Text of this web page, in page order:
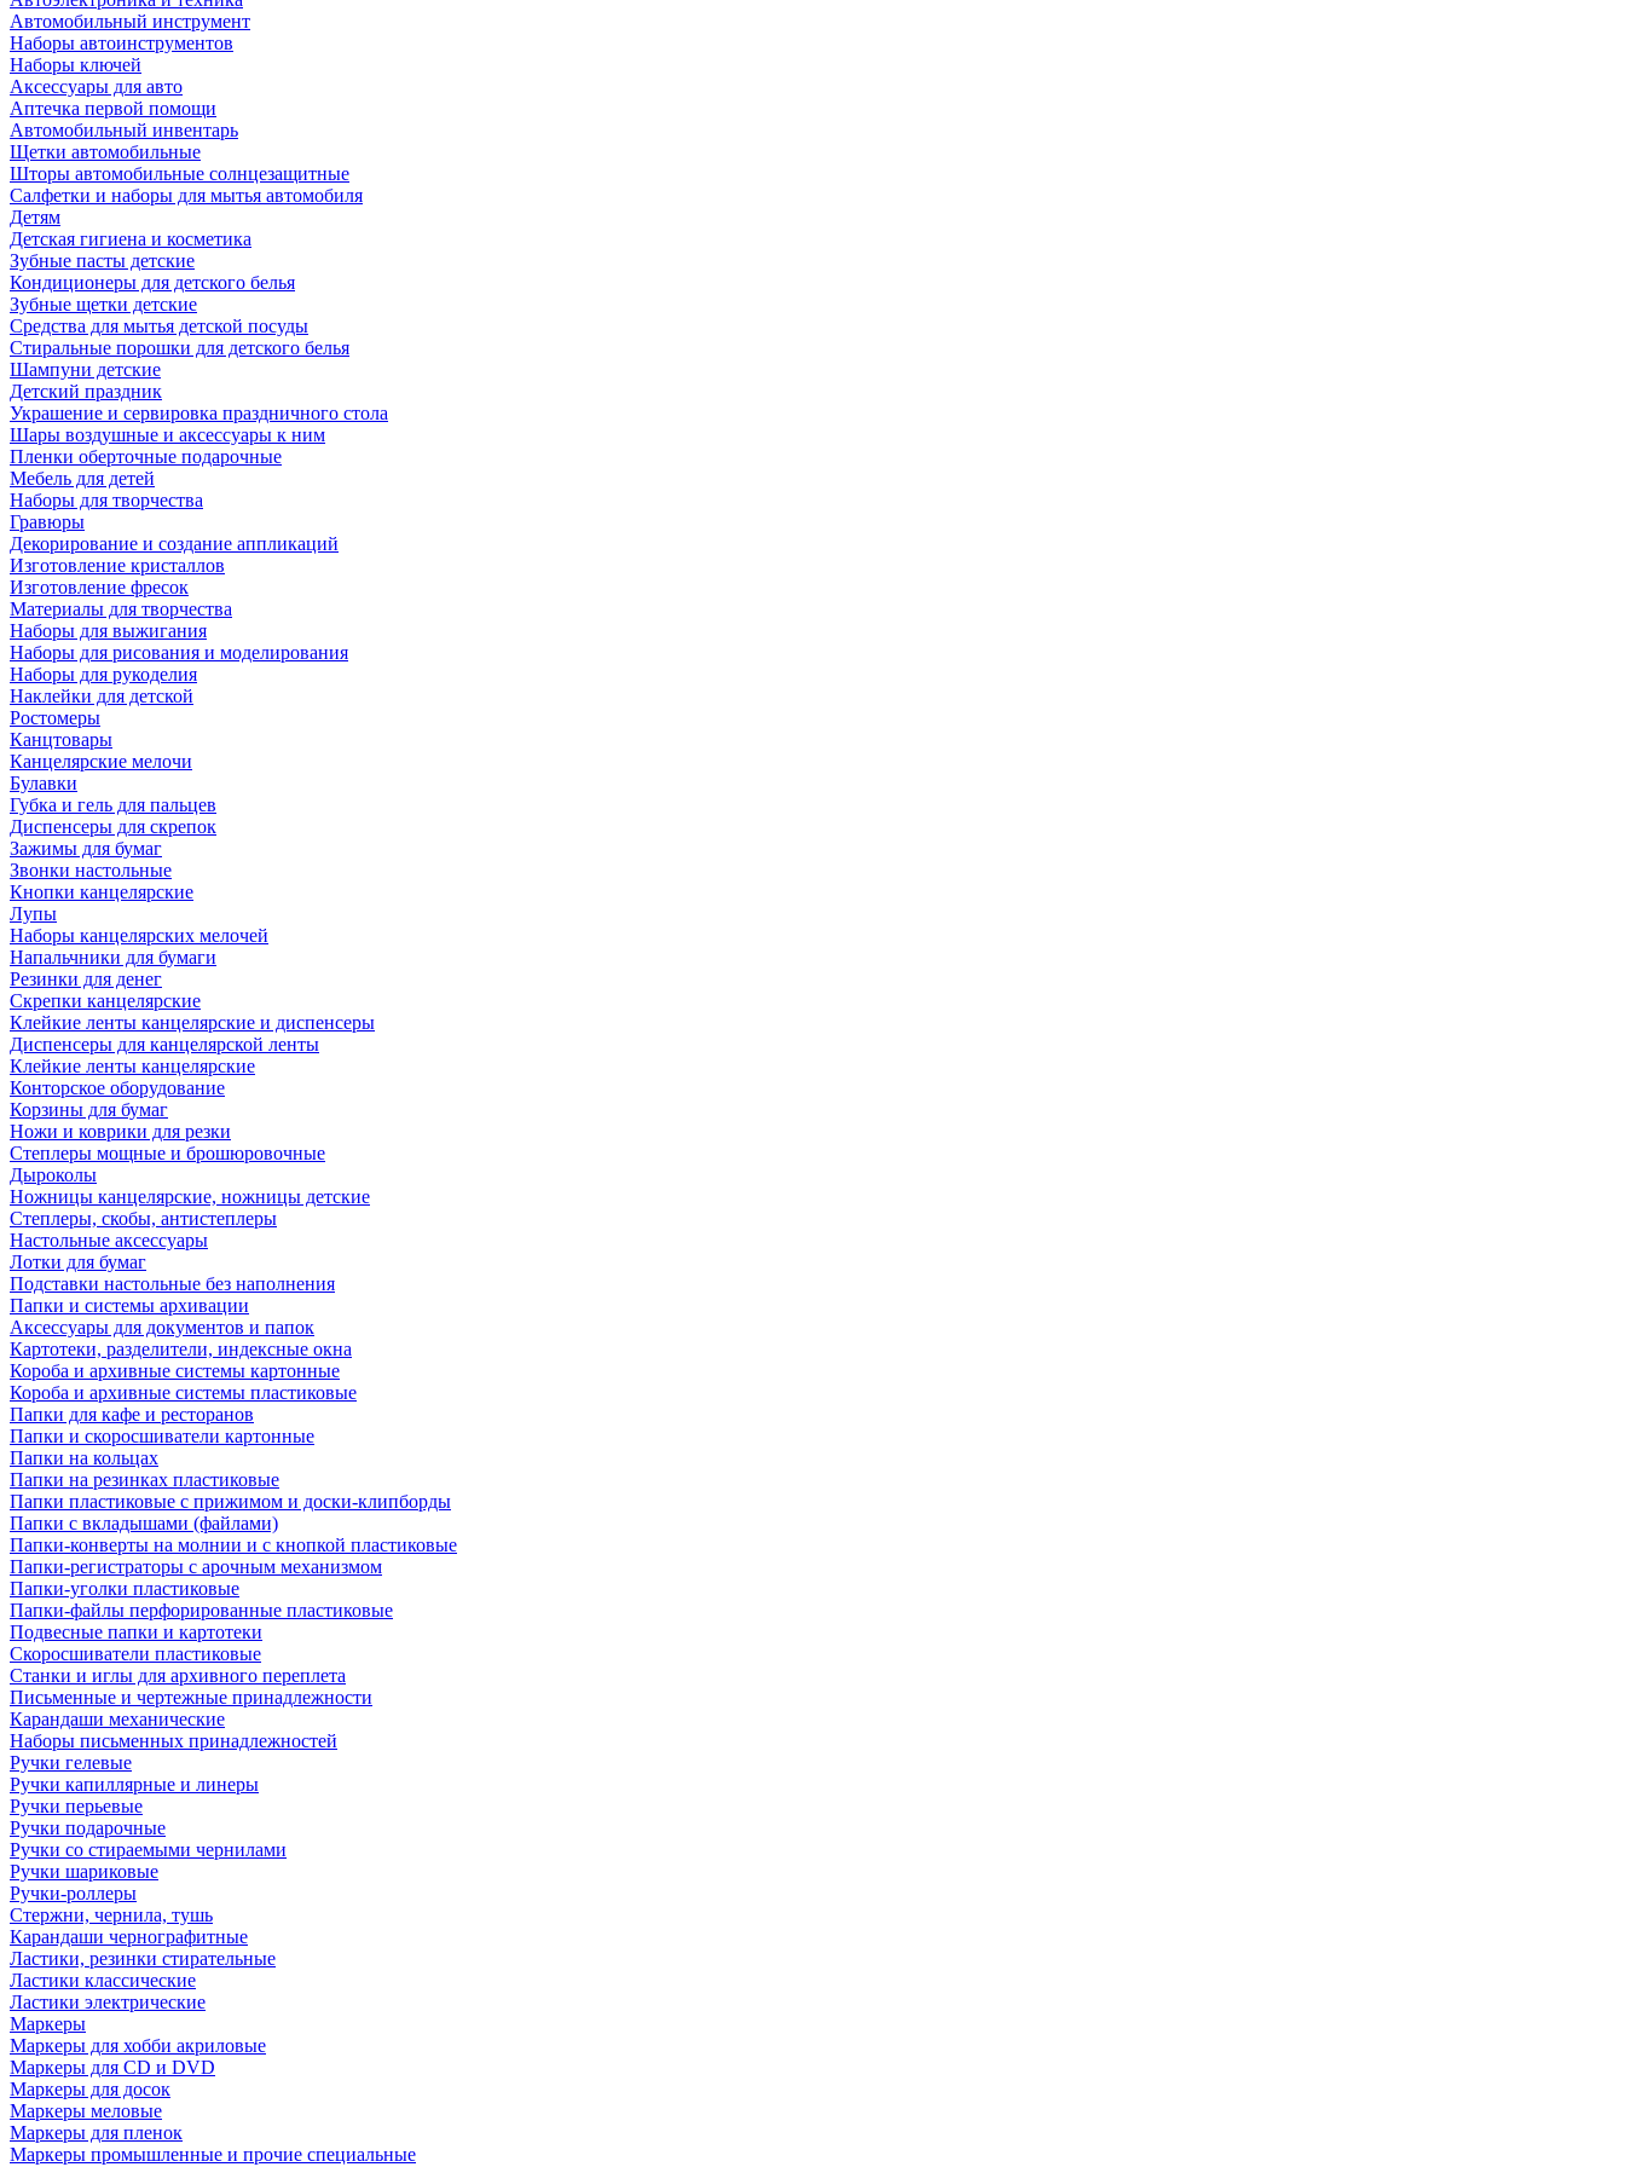
Автомобильный инструмент
Наборы автоинструментов
Наборы ключей
Аксессуары для авто
Аптечка первой помощи
Автомобильный инвентарь
Щетки автомобильные
Шторы автомобильные солнцезащитные
Салфетки и наборы для мытья автомобиля
Детям
Детская гигиена и косметика
Зубные пасты детские
Кондиционеры для детского белья
Зубные щетки детские
Средства для мытья детской посуды
Стиральные порошки для детского белья
Шампуни детские
Детский праздник
Украшение и сервировка праздничного стола
Шары воздушные и аксессуары к ним
Пленки оберточные подарочные
Мебель для детей
Наборы для творчества
Гравюры
Декорирование и создание аппликаций
Изготовление кристаллов
Изготовление фресок
Материалы для творчества
Наборы для выжигания
Наборы для рисования и моделирования
Наборы для рукоделия
Наклейки для детской
Ростомеры
Канцтовары
Канцелярские мелочи
Булавки
Губка и гель для пальцев
Диспенсеры для скрепок
Зажимы для бумаг
Звонки настольные
Кнопки канцелярские
Лупы
Наборы канцелярских мелочей
Напальчники для бумаги
Резинки для денег
Скрепки канцелярские
Клейкие ленты канцелярские и диспенсеры
Диспенсеры для канцелярской ленты
Клейкие ленты канцелярские
Конторское оборудование
Корзины для бумаг
Ножи и коврики для резки
Степлеры мощные и брошюровочные
Дыроколы
Ножницы канцелярские, ножницы детские
Степлеры, скобы, антистеплеры
Настольные аксессуары
Лотки для бумаг
Подставки настольные без наполнения
Папки и системы архивации
Аксессуары для документов и папок
Картотеки, разделители, индексные окна
Короба и архивные системы картонные
Короба и архивные системы пластиковые
Папки для кафе и ресторанов
Папки и скоросшиватели картонные
Папки на кольцах
Папки на резинках пластиковые
Папки пластиковые с прижимом и доски-клипборды
Папки с вкладышами (файлами)
Папки-конверты на молнии и с кнопкой пластиковые
Папки-регистраторы с арочным механизмом
Папки-уголки пластиковые
Папки-файлы перфорированные пластиковые
Подвесные папки и картотеки
Скоросшиватели пластиковые
Станки и иглы для архивного переплета
Письменные и чертежные принадлежности
Карандаши механические
Наборы письменных принадлежностей
Ручки гелевые
Ручки капиллярные и линеры
Ручки перьевые
Ручки подарочные
Ручки со стираемыми чернилами
Ручки шариковые
Ручки-роллеры
Стержни, чернила, тушь
Карандаши чернографитные
Ластики, резинки стирательные
Ластики классические
Ластики электрические
Маркеры
Маркеры для хобби акриловые
Маркеры для CD и DVD
Маркеры для досок
Маркеры меловые
Маркеры для пленок
Маркеры промышленные и прочие специальные